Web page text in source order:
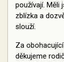
používají. Měli
zblízka a
slouží.
Za
děkujeme